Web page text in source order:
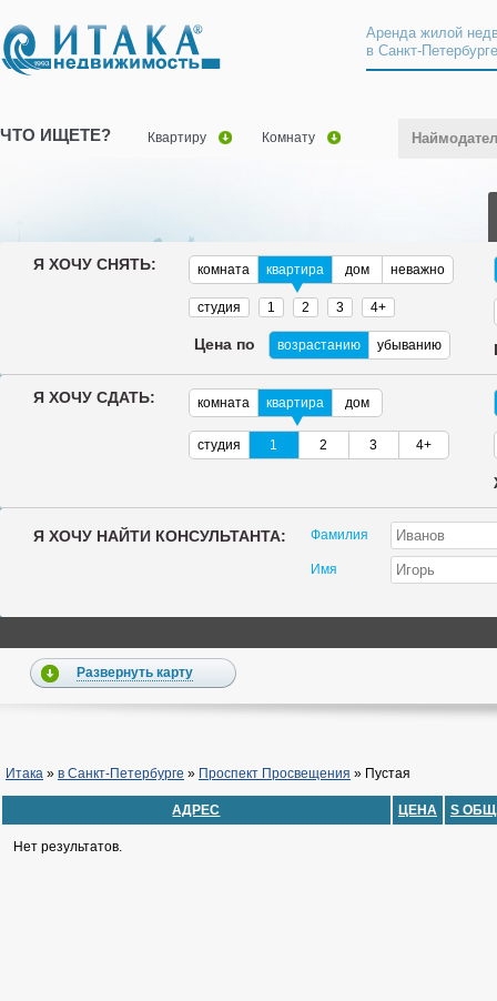
Аренда жилой
в Санкт-
ЧТО ИЩЕТЕ? Квартиру Комнату
Я ХОЧУ СНЯТЬ: комната квартира дом неважно
студия 1 2 3 4+
Цена по возрастанию убыванию
Я ХОЧУ СДАТЬ: комната квартира дом
студия 1 2 3 4+
Я ХОЧУ НАЙТИ КОНСУЛЬТАНТА: Фамилия
Имя
Развернуть карту
Итака » в Санкт-Петербурге » Проспект Просвещения » Пустая
АДРЕС ЦЕНА S
Нет результатов.